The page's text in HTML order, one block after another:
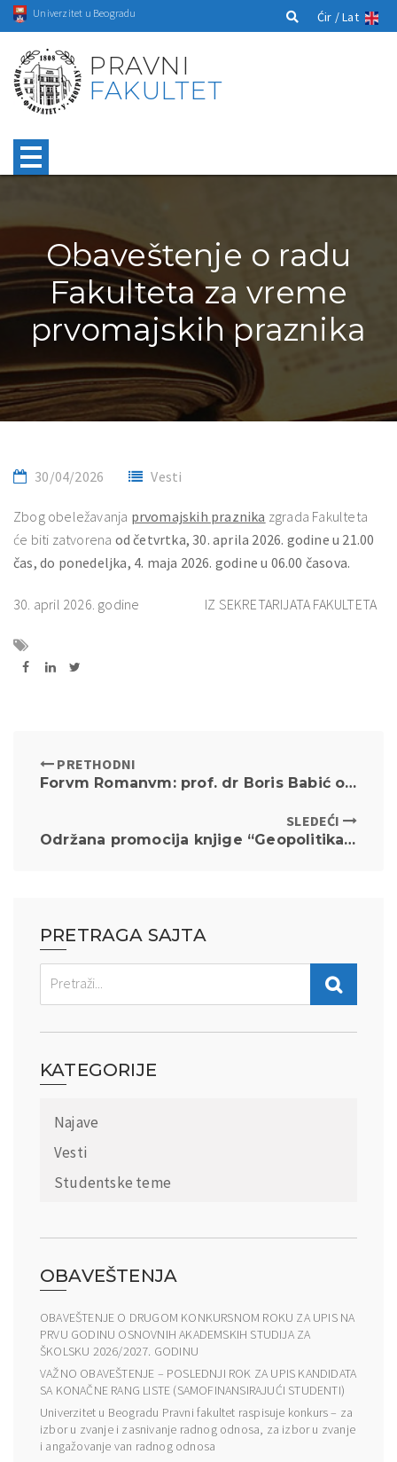
Univerzitet u Beogradu Ćir /Lat
PRAVNI
FAKULTET
Obaveštenje o radu
Fakulteta za vreme
prvomajskih praznika
30/04/2026 Vesti
Zbog obeležavanja prvomajskih praznika zgrada Fakulteta
će biti zatvorena od četvrtka, 30. aprila 2026. godine u 21.00
čas, do ponedeljka, 4. maja 2026. godine u 06.00 časova.
30. april 2026. godine IZ SEKRETARIJATA FAKULTETA
PRETHODNI
Forvm Romanvm: prof. dr Boris Babić održao predavanje o recepciji vizantijske kulture u Zapadnoj Evropi
SLEDEĆI
Održana promocija knjige “Geopolitika svemira i međunarodno pravo”
PRETRAGA SAJTA
KATEGORIJE
Najave
Vesti
Studentske teme
OBAVEŠTENJA
OBAVEŠTENJE O DRUGOM KONKURSNOM ROKU ZA UPIS NA
PRVU GODINU OSNOVNIH AKADEMSKIH STUDIJA ZA
ŠKOLSKU 2026/2027. GODINU
VAŽNO OBAVEŠTENJE – POSLEDNJI ROK ZA UPIS KANDIDATA
SA KONAČNE RANG LISTE (SAMOFINANSIRAJUĆI STUDENTI)
Univerzitet u Beogradu Pravni fakultet raspisuje konkurs – za
izbor u zvanje i zasnivanje radnog odnosa, za izbor u zvanje
i angažovanje van radnog odnosa